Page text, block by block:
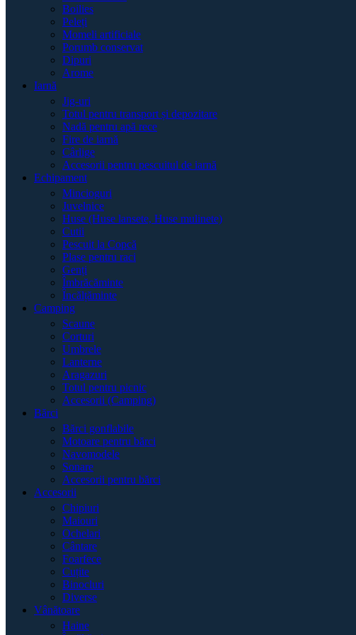
Boilies
Peleți
Momeli artificiale
Porumb conservat
Dipuri
Arome
Iarnă
Jig-uri
Totul pentru transport și depozitare
Nadă pentru apă rece
Fire de iarnă
Cârlige
Accesorii pentru pescuitul de iarnă
Echipament
Mincioguri
Juvelnice
Huse (Huse lansete, Huse mulinete)
Cutii
Pescuit la Copcă
Plase pentru raci
Genți
Îmbrăcăminte
Încălțăminte
Camping
Scaune
Corturi
Umbrele
Lanterne
Aragazuri
Totul pentru picnic
Accesorii (Camping)
Bărci
Bărci gonflabile
Motoare pentru bărci
Navomodele
Sonare
Accesorii pentru bărci
Accesorii
Chipiuri
Maiouri
Ochelari
Cântare
Foarfece
Cuțite
Binocluri
Diverse
Vânătoare
Haine